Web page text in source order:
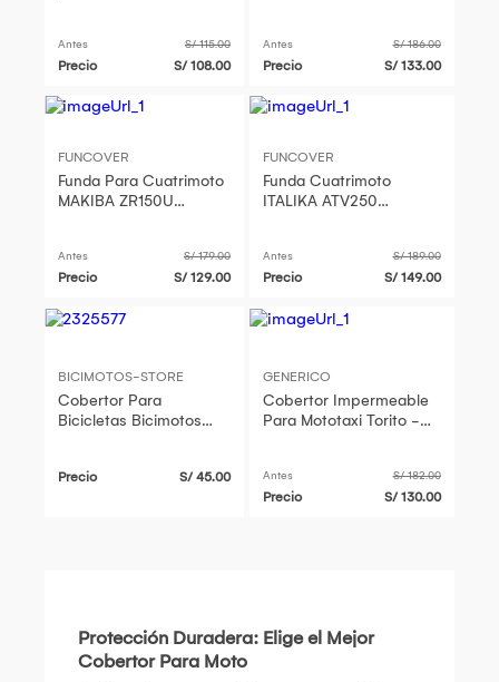
Antes S/ 115.00
Precio S/ 108.00
Antes S/ 186.00
Precio S/ 133.00
FUNCOVER
Funda Para Cuatrimoto
MAKIBA ZR150U
Antes S/ 179.00
Precio S/ 129.00
FUNCOVER
Funda Cuatrimoto
ITALIKA ATV250
Antes S/ 189.00
Precio S/ 149.00
BICIMOTOS-STORE
Cobertor Para
Bicicletas Bicimotos
Precio S/ 45.00
GENERICO
Cobertor Impermeable
Para Mototaxi Torito -
Antes S/ 182.00
Precio S/ 130.00
Protección Duradera: Elige el Mejor
Cobertor Para Moto